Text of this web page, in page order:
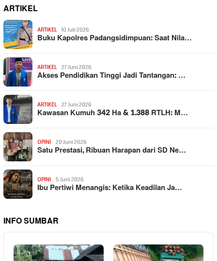
ARTIKEL
ARTIKEL 10 Juli 2026
Buku Kapolres Padangsidimpuan: Saat Nila…
ARTIKEL 27 Juni 2026
Akses Pendidikan Tinggi Jadi Tantangan: …
ARTIKEL 27 Juni 2026
Kawasan Kumuh 342 Ha & 1.388 RTLH: M…
OPINI 20 Juni 2026
Satu Prestasi, Ribuan Harapan dari SD Ne…
OPINI 5 Juni 2026
Ibu Pertiwi Menangis: Ketika Keadilan Ja…
INFO SUMBAR